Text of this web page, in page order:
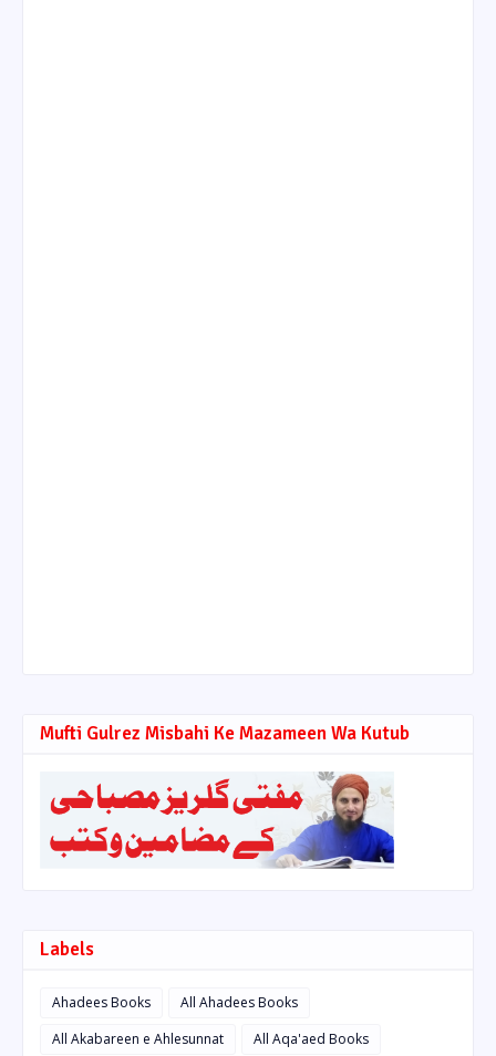
Mufti Gulrez Misbahi Ke Mazameen Wa Kutub
Labels
Ahadees Books
All Ahadees Books
All Akabareen e Ahlesunnat
All Aqa'aed Books